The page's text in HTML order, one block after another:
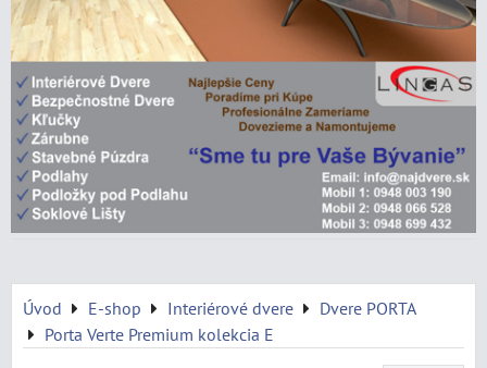
Úvod E-shop Interiérové dvere
Dvere PORTA
Porta Verte Premium kolekcia E